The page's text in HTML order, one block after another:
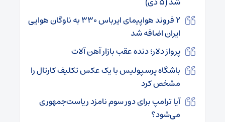
۲ فروند هواپیمای ایرباس ۳۳۰ به ناوگان هوایی
ایران‌ اضافه شد
پرواز دلار؛ دنده عقب بازار آهن آلات
باشگاه پرسپولیس با یک عکس تکلیف کارتال را
مشخص کرد
آیا ترامپ برای دور سوم نامزد ریاست‌جمهوری
می‌شود؟